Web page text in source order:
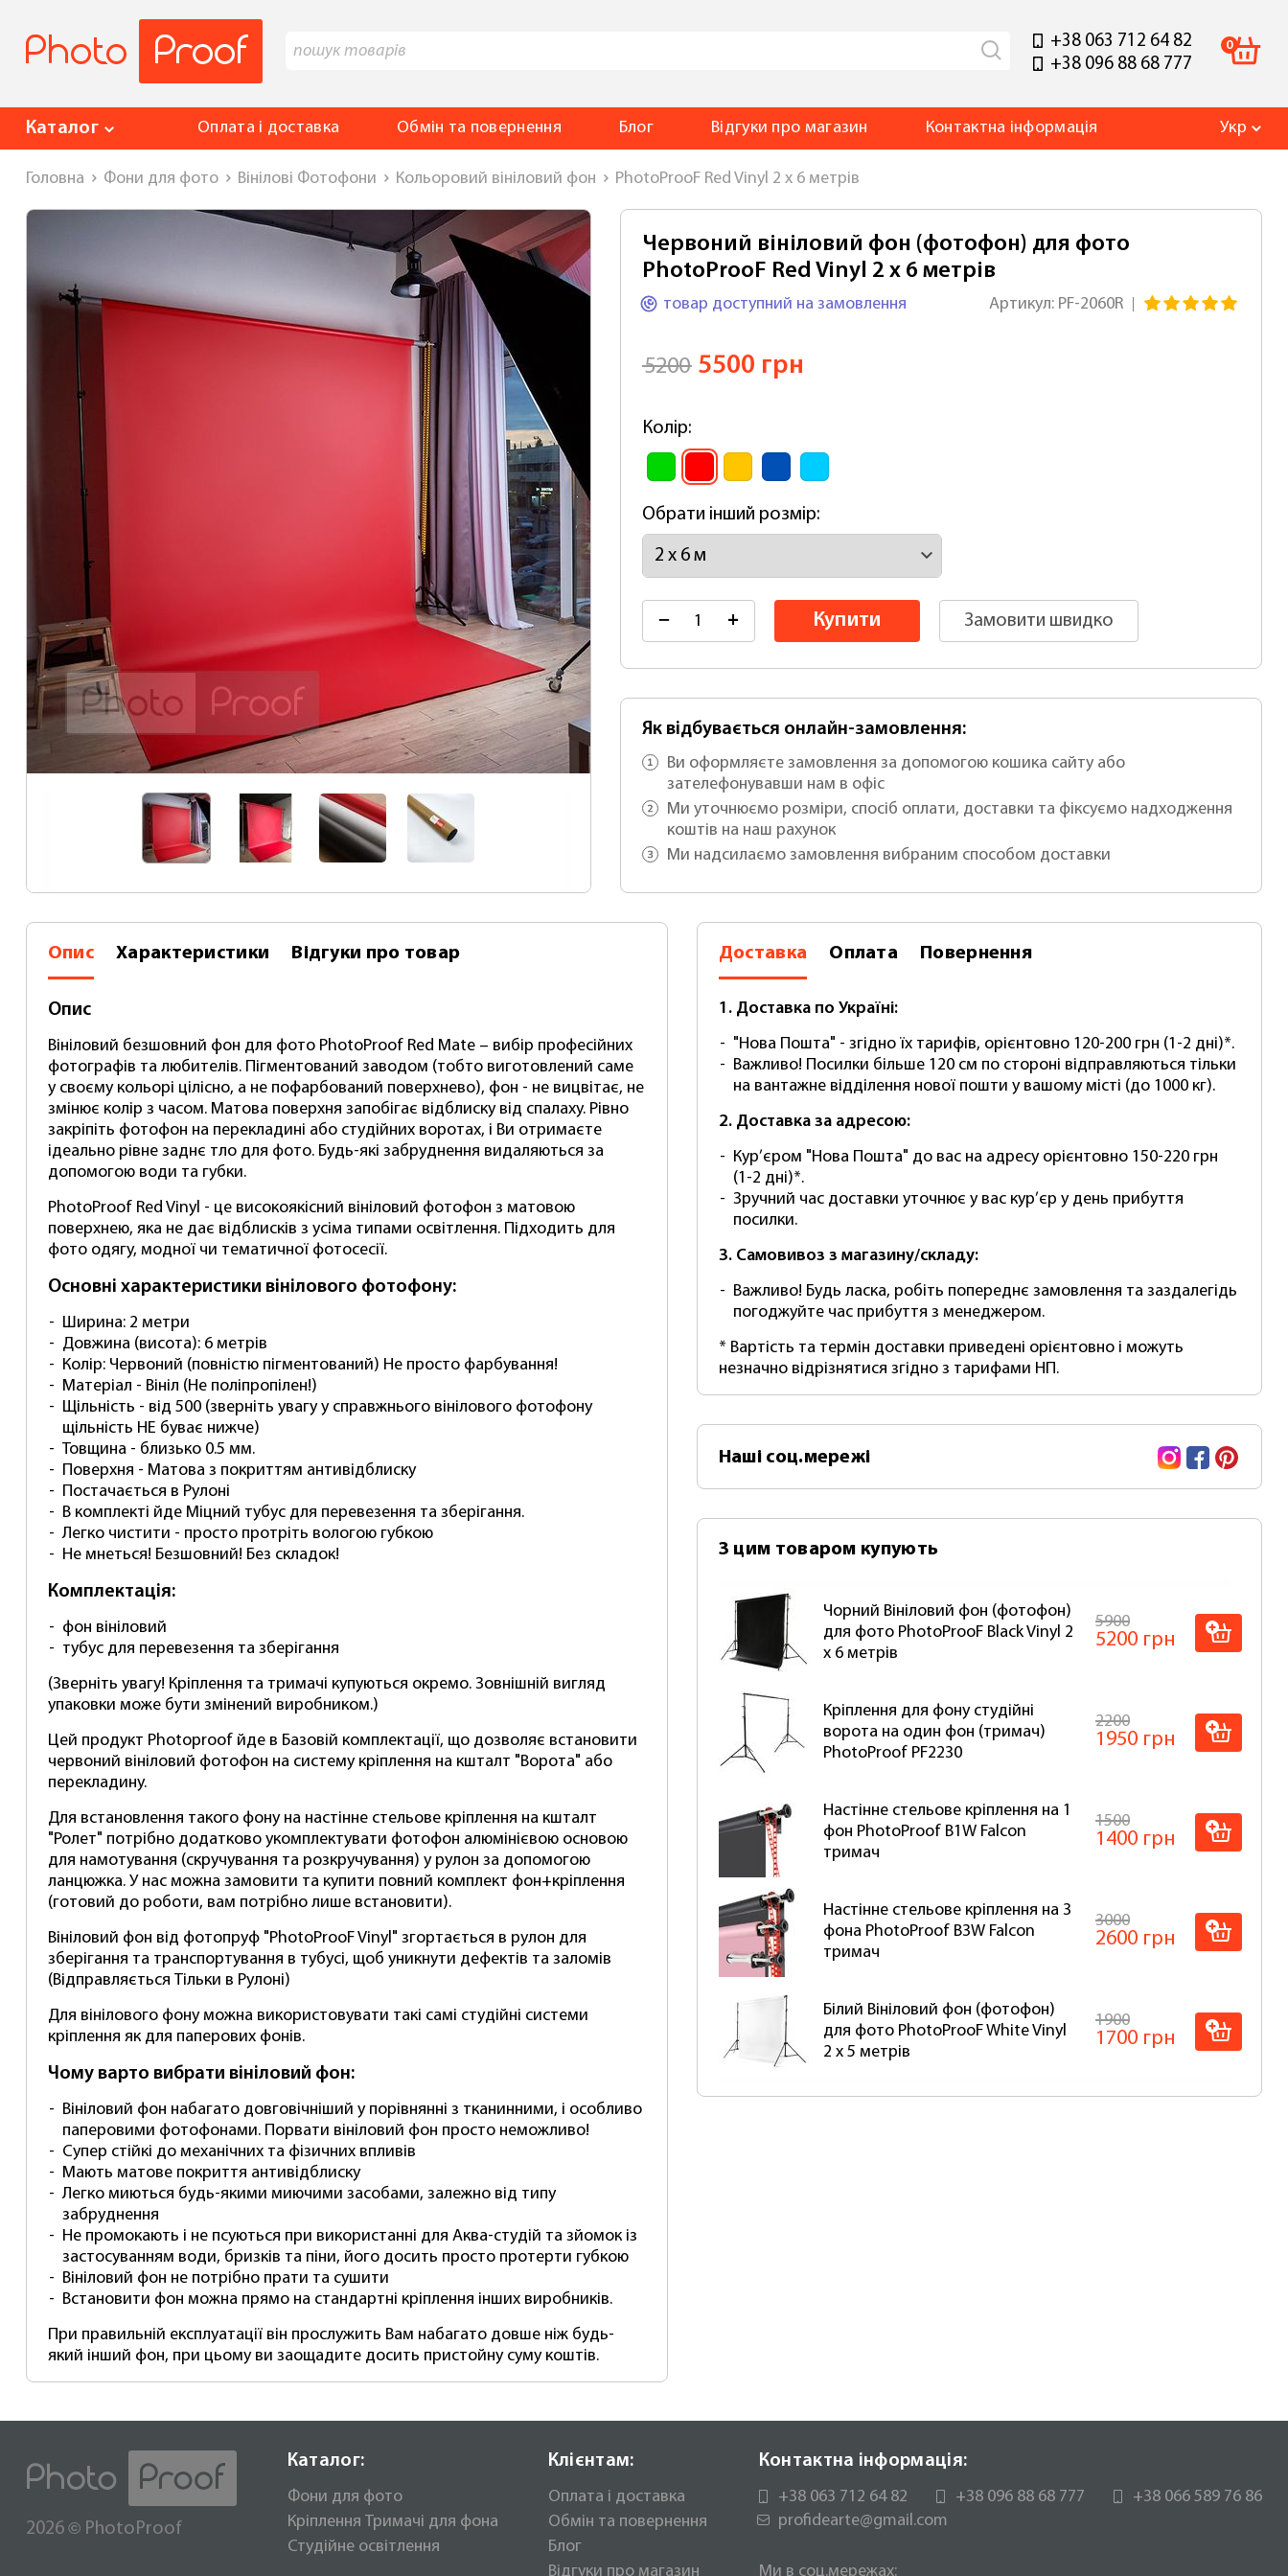
+38 063 712 64 82
+38 096 88 68 777
0
Каталог Оплата і доставка Обмін та повернення Блог Відгуки про магазин Контактна інформація Укр
Головна Фони для фото Вінілові Фотофони Кольоровий вініловий фон PhotoProoF Red Vinyl 2 х 6 метрів
Червоний вініловий фон (фотофон) для фото
PhotoProoF Red Vinyl 2 x 6 метрів
товар доступний на замовлення Артикул: PF-2060R
5200 5500 грн
Колір:
Обрати інший розмір:
− + Купити Замовити швидко
Як відбувається онлайн-замовлення:
Ви оформляєте замовлення за допомогою кошика сайту або
зателефонувавши нам в офіс
Ми уточнюємо розміри, спосіб оплати, доставки та фіксуємо надходження
коштів на наш рахунок
Ми надсилаємо замовлення вибраним способом доставки
Опис Характеристики Відгуки про товар
Опис
Вініловий безшовний фон для фото PhotoProof Red Mate – вибір професійних
фотографів та любителів. Пігментований заводом (тобто виготовлений саме
у своєму кольорі цілісно, ​​а не пофарбований поверхнево), фон - не вицвітає, не
змінює колір з часом. Матова поверхня запобігає відблиску від спалаху. Рівно
закріпіть фотофон на перекладині або студійних воротах, і Ви отримаєте
ідеально рівне заднє тло для фото. Будь-які забруднення видаляються за
допомогою води та губки.
PhotoProof Red Vinyl - це високоякісний вініловий фотофон з матовою
поверхнею, яка не дає відблисків з усіма типами освітлення. Підходить для
фото одягу, модної чи тематичної фотосесії.
Основні характеристики вінілового фотофону:
Ширина: 2 метри
Довжина (висота): 6 метрів
Колір: Червоний (повністю пігментований) Не просто фарбування!
Матеріал - Вініл (Не поліпропілен!)
Щільність - від 500 (зверніть увагу у справжнього вінілового фотофону
щільність НЕ буває нижче)
Товщина - близько 0.5 мм.
Поверхня - Матова з покриттям антивідблиску
Постачається в Рулоні
В комплекті йде Міцний тубус для перевезення та зберігання.
Легко чистити - просто протріть вологою губкою
Не мнеться! Безшовний! Без складок!
Комплектація:
фон вініловий
тубус для перевезення та зберігання
(Зверніть увагу! Кріплення та тримачі купуються окремо. Зовнішній вигляд
упаковки може бути змінений виробником.)
Цей продукт Photoproof йде в Базовій комплектації, що дозволяє встановити
червоний вініловий фотофон на систему кріплення на кшталт "Ворота" або
перекладину.
Для встановлення такого фону на настінне стельове кріплення на кшталт
"Ролет" потрібно додатково укомплектувати фотофон алюмінієвою основою
для намотування (скручування та розкручування) у рулон за допомогою
ланцюжка. У нас можна замовити та купити повний комплект фон+кріплення
(готовий до роботи, вам потрібно лише встановити).
Вініловий фон від фотопруф "PhotoProoF Vinyl" згортається в рулон для
зберігання та транспортування в тубусі, щоб уникнути дефектів та заломів
(Відправляється Тільки в Рулоні)
Для вінілового фону можна використовувати такі самі студійні системи
кріплення як для паперових фонів.
Чому варто вибрати вініловий фон:
Вініловий фон набагато довговічніший у порівнянні з тканинними, і особливо
паперовими фотофонами. Порвати вініловий фон просто неможливо!
Супер стійкі до механічних та фізичних впливів
Мають матове покриття антивідблиску
Легко миються будь-якими миючими засобами, залежно від типу
забруднення
Не промокають і не псуються при використанні для Аква-студій та зйомок із
застосуванням води, бризків та піни, його досить просто протерти губкою
Вініловий фон не потрібно прати та сушити
Встановити фон можна прямо на стандартні кріплення інших виробників.
При правильній експлуатації він прослужить Вам набагато довше ніж будь-
який інший фон, при цьому ви заощадите досить пристойну суму коштів.
Доставка Оплата Повернення
1. Доставка по Україні:
"Нова Пошта" - згідно їх тарифів, орієнтовно 120-200 грн (1-2 дні)*.
Важливо! Посилки більше 120 см по стороні відправляються тільки
на вантажне відділення нової пошти у вашому місті (до 1000 кг).
2. Доставка за адресою:
Кур’єром "Нова Пошта" до вас на адресу орієнтовно 150-220 грн
(1-2 дні)*.
Зручний час доставки уточнює у вас кур’єр у день прибуття
посилки.
3. Самовивоз з магазину/складу:
Важливо! Будь ласка, робіть попереднє замовлення та заздалегідь
погоджуйте час прибуття з менеджером.
* Вартість та термін доставки приведені орієнтовно і можуть
незначно відрізнятися згідно з тарифами НП.
Наші соц.мережі InstagramFacebook
З цим товаром купують
Чорний Вініловий фон (фотофон)
для фото PhotoProoF Black Vinyl 2
х 6 метрів
5900
5200 грн
Кріплення для фону студійні
ворота на один фон (тримач)
PhotoProof PF2230
2200
1950 грн
Настінне стельове кріплення на 1
фон PhotoProof B1W Falcon
тримач
1500
1400 грн
Настінне стельове кріплення на 3
фона PhotoProof B3W Falcon
тримач
3000
2600 грн
Білий Вініловий фон (фотофон)
для фото PhotoProoF White Vinyl
2 х 5 метрів
1900
1700 грн
2026 ©PhotoProof
Каталог:
Фони для фото
Кріплення Тримачі для фона
Студійне освітлення
Клієнтам:
Оплата і доставка
Обмін та повернення
Блог
Відгуки про магазин
Контактна інформація:
+38 063 712 64 82 +38 096 88 68 777
+38 066 589 76 86
profidearte@gmail.com
Ми в соц.мережах: